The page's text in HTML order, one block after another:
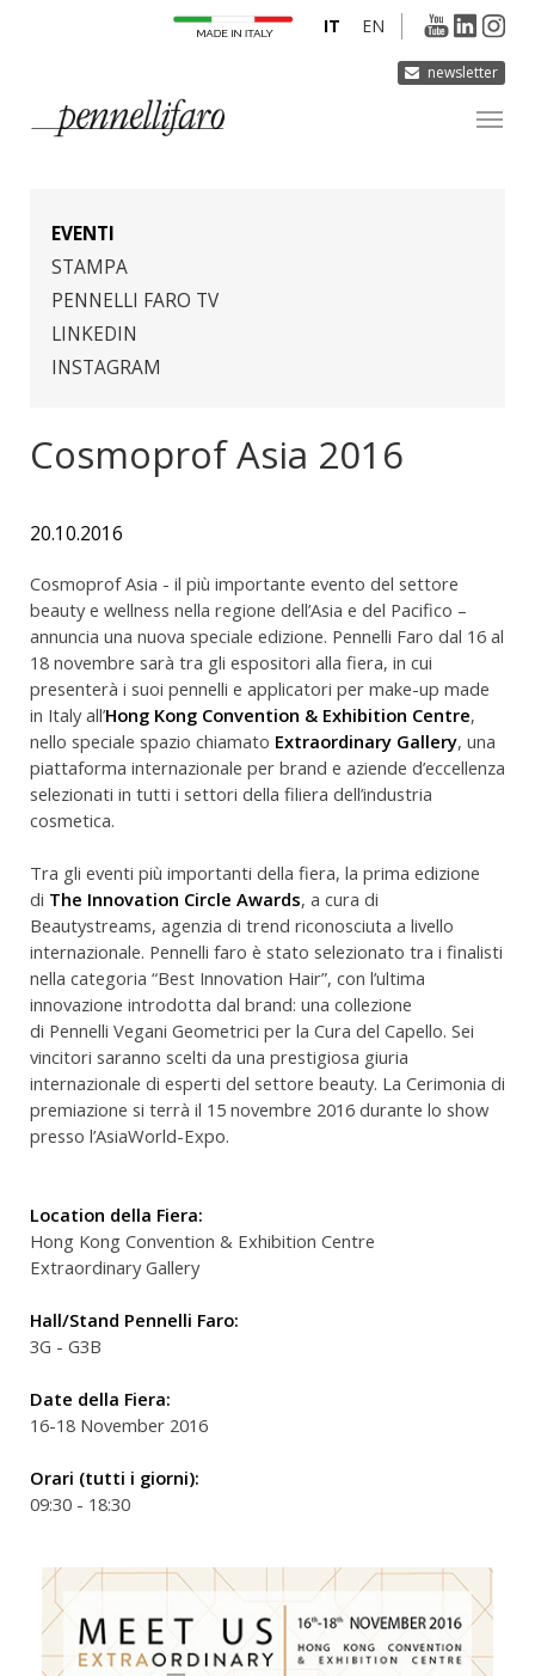
newsletter
EN
IT
PRODOTTI
INNOVAZIONE
DERMOCURA
MEDIA
EVENTI
STAMPA
PENNELLI FARO TV
LINKEDIN
INSTAGRAM
Cosmoprof Asia 2016
20.10.2016
Cosmoprof Asia - il più importante evento del settore
beauty e wellness nella regione dell’Asia e del Pacifico –
annuncia una nuova speciale edizione. Pennelli Faro dal 16 al
18 novembre sarà tra gli espositori alla fiera, in cui
presenterà i suoi pennelli e applicatori per make-up made
in Italy all’Hong Kong Convention & Exhibition Centre,
nello speciale spazio chiamato Extraordinary Gallery, una
piattaforma internazionale per brand e aziende d’eccellenza
selezionati in tutti i settori della filiera dell’industria
cosmetica.
Tra gli eventi più importanti della fiera, la prima edizione
di The Innovation Circle Awards, a cura di
Beautystreams, agenzia di trend riconosciuta a livello
internazionale. Pennelli faro è stato selezionato tra i finalisti
nella categoria “Best Innovation Hair”, con l’ultima
innovazione introdotta dal brand: una collezione
di Pennelli Vegani Geometrici per la Cura del Capello. Sei
vincitori saranno scelti da una prestigiosa giuria
internazionale di esperti del settore beauty. La Cerimonia di
premiazione si terrà il 15 novembre 2016 durante lo show
presso l’AsiaWorld-Expo.
Location della Fiera:
Hong Kong Convention & Exhibition Centre
Extraordinary Gallery
Hall/Stand Pennelli Faro:
3G - G3B
Date della Fiera:
16-18 November 2016
Orari (tutti i giorni):
09:30 - 18:30